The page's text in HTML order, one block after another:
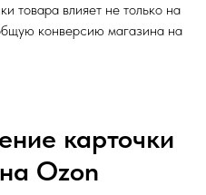
товара влияет не только на
конверсию магазина на
карточки
Ozon